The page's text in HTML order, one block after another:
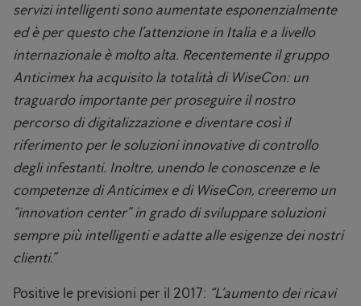
servizi intelligenti sono aumentate esponenzialmente
ed è per questo che l’attenzione in Italia e a livello
internazionale è molto alta. Recentemente il gruppo
Anticimex ha acquisito la totalità di WiseCon: un
traguardo importante per proseguire il nostro
percorso di digitalizzazione e diventare così il
riferimento per le soluzioni innovative di controllo
degli infestanti. Inoltre, unendo le conoscenze e le
competenze di Anticimex e di WiseCon, creeremo un
“innovation center” in grado di sviluppare soluzioni
sempre più intelligenti e adatte alle esigenze dei nostri
clienti.”
Positive le previsioni per il 2017: “L’aumento dei ricavi